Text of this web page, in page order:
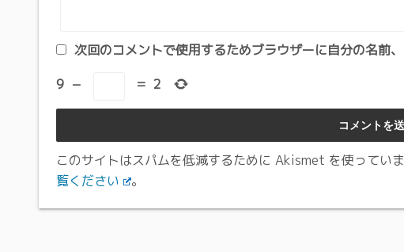
次回のコメントで使用するためブラウザーに自分の名前
9 − = 2
このサイトはスパムを低減するために Akismet を使っていま
覧ください
。